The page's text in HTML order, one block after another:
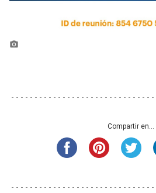
photo_camera
Compartir en...